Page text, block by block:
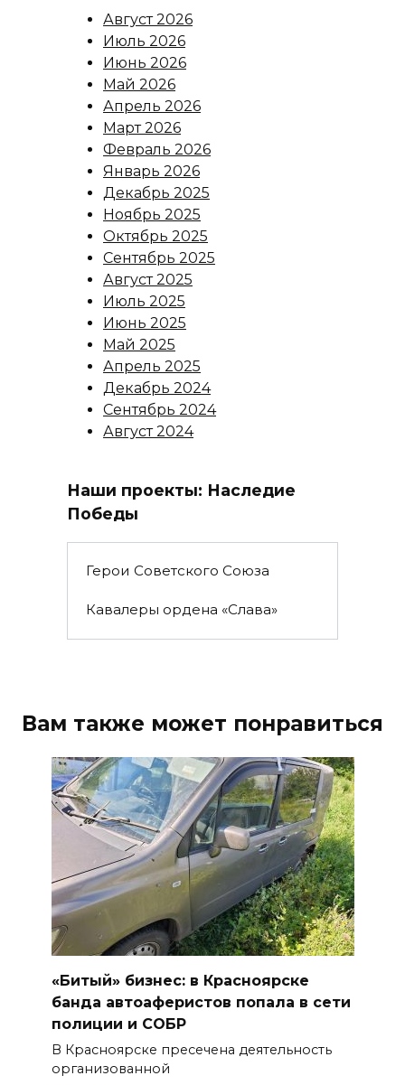
Август 2026
Июль 2026
Июнь 2026
Май 2026
Апрель 2026
Март 2026
Февраль 2026
Январь 2026
Декабрь 2025
Ноябрь 2025
Октябрь 2025
Сентябрь 2025
Август 2025
Июль 2025
Июнь 2025
Май 2025
Апрель 2025
Декабрь 2024
Сентябрь 2024
Август 2024
Наши проекты: Наследие
Победы
Герои Советского Союза
Кавалеры ордена «Слава»
Вам также может понравиться
«Битый» бизнес: в Красноярске
банда автоаферистов попала в сети
полиции и СОБР
В Красноярске пресечена деятельность
организованной